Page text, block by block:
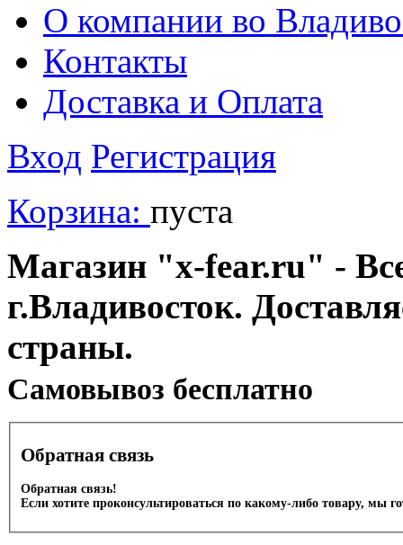
О компании во
Контакты
Доставка и Оплата
Вход Регистрация
Корзина: пуста
Магазин "x-fear.ru" -
г.Владивосток.
страны.
Cамовывоз бесплатно
Обратная связь
Обратная связь!
Если хотите проконсультироваться по какому-либо товару, мы